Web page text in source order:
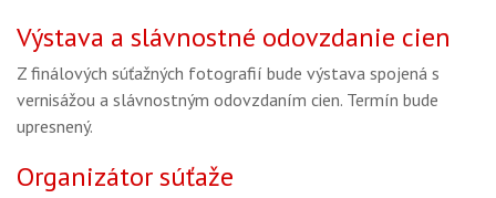
Výstava a slávnostné odovzdanie cien
Z finálových súťažných fotografií bude výstava spojená s
vernisážou a slávnostným odovzdaním cien. Termín bude
upresnený.
Organizátor súťaže